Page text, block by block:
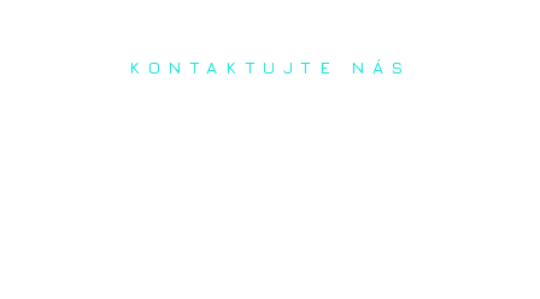
KONTAKTUJTE NÁS